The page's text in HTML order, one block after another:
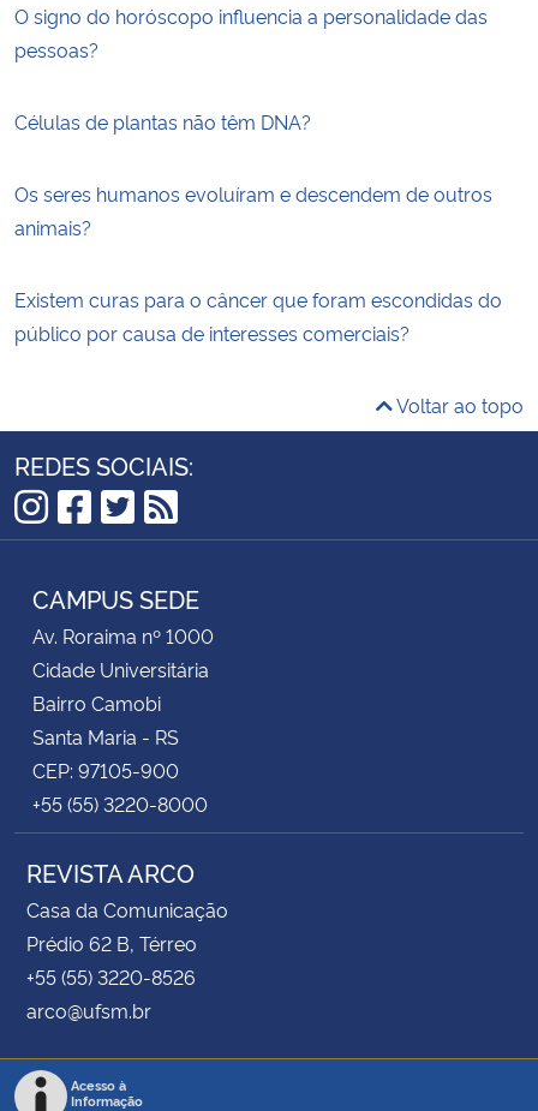
O signo do horóscopo influencia a personalidade das
pessoas?
Células de plantas não têm DNA?
Os seres humanos evoluíram e descendem de outros
animais?
Existem curas para o câncer que foram escondidas do
público por causa de interesses comerciais?
Voltar ao topo
REDES SOCIAIS:
Instagram
Facebook
Twitter
RSS
CAMPUS SEDE
Av. Roraima nº 1000
Cidade Universitária
Bairro Camobi
Santa Maria - RS
CEP: 97105-900
+55 (55) 3220-8000
REVISTA ARCO
Casa da Comunicação
Prédio 62 B, Térreo
+55 (55) 3220-8526
arco@ufsm.br
Acesso à
Informação